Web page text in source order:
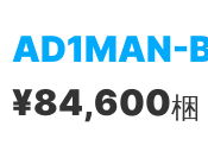
AD1MAN-
¥84,600梱